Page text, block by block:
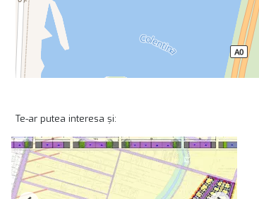
Te-ar putea interesa și: